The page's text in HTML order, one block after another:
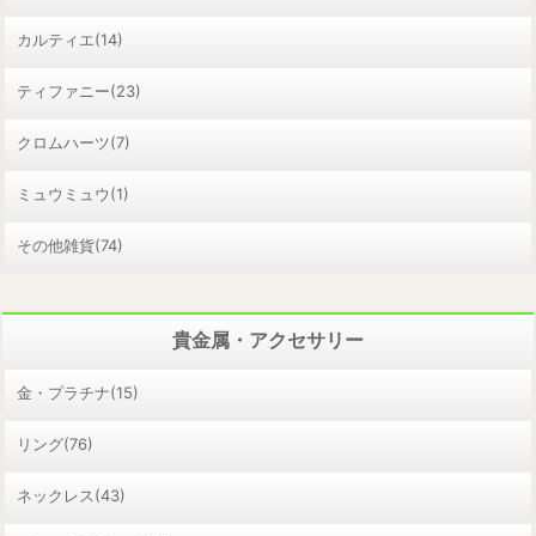
カルティエ(14)
ティファニー(23)
クロムハーツ(7)
ミュウミュウ(1)
その他雑貨(74)
貴金属・アクセサリー
金・プラチナ(15)
リング(76)
ネックレス(43)